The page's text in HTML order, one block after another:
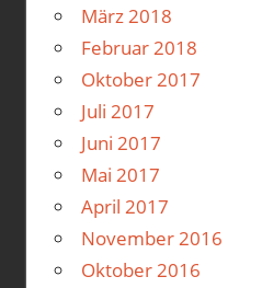
März 2018
Februar 2018
Oktober 2017
Juli 2017
Juni 2017
Mai 2017
April 2017
November 2016
Oktober 2016